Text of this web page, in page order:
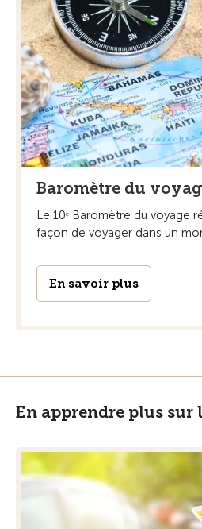
Baromètre du
Le 10ᵉ Baromètre du voyage
façon de voyager dans un
En savoir plus
En apprendre plus sur